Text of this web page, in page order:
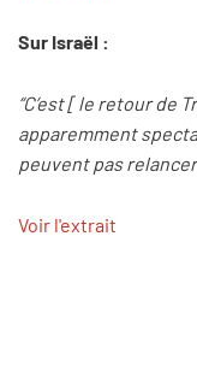
Sur Israël :
“C’est [ le retour de
apparemment
peuvent pas relancer
Voir l'extrait